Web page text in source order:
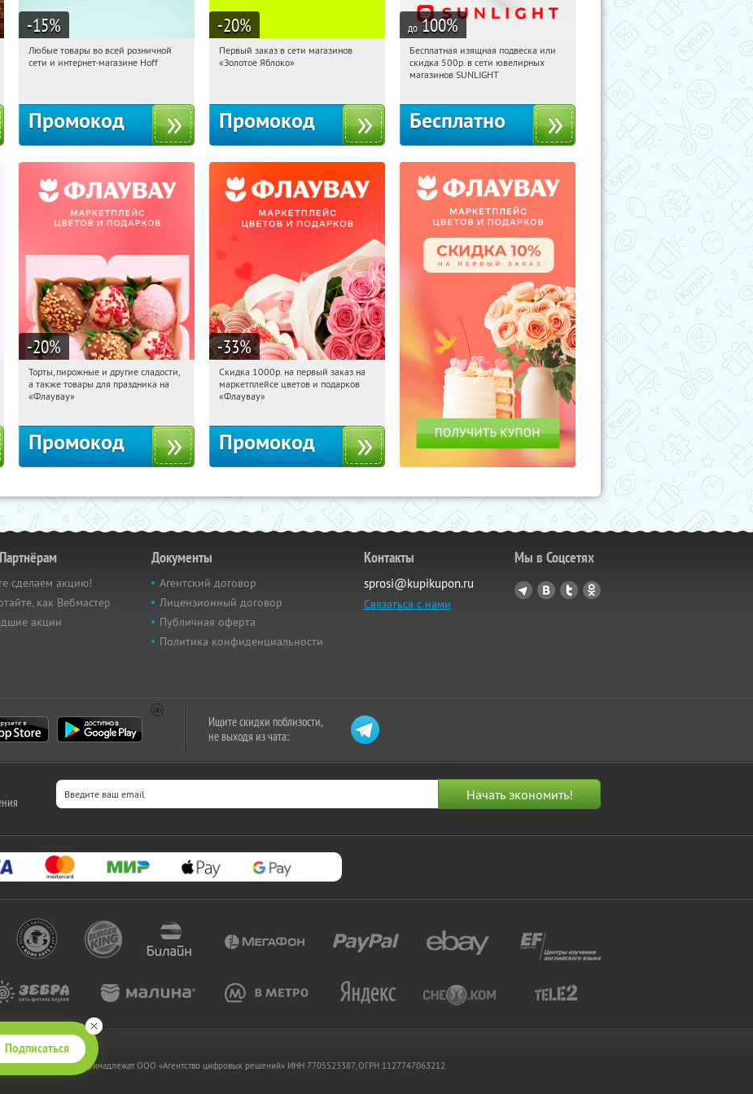
Подписаться
-15%
10:46:13 Получили:
Любые товары во всей розничной
сети и интернет-магазине Hoff
Промокод
-20%
10:46:13
Получи первым!
Первый заказ в сети магазинов
«Золотое Яблоко»
Промокод
до 100%
10:46:13 Получили:
Россия
Бесплатная изящная подвеска или
скидка 500р. в сети ювелирных
магазинов SUNLIGHT
Бесплатно
-20%
10:46:13 Получили:
Россия
Торты, пирожные и другие сладости,
а также товары для праздника на
«Флаувау»
Промокод
-33%
10:46:13 Получили:
Россия
Скидка 1000р. на первый заказ на
маркетплейсе цветов и подарков
«Флаувау»
Промокод
сделаем акцию!
как Вебмастер
акции
Документы
Агентский договор
Лицензионный договор
Публичная оферта
Политика конфиденциальности
Контакты
sprosi@kupikupon.ru
Связаться с нами
Мы в Соцсетях
Ищите скидки поблизости,
не выходя из чата:
www.kupikupon.ru принадлежат OOO «Агентство цифровых решений» ИНН 7705523387, ОГРН 1127747063212